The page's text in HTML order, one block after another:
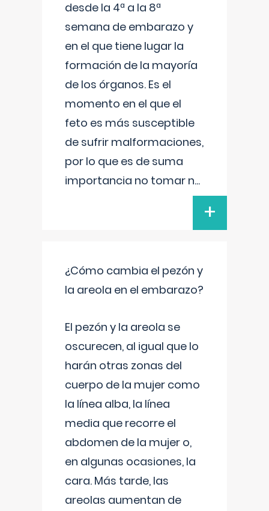
desde la 4ª a la 8ª
semana de embarazo y
en el que tiene lugar la
formación de la mayoría
de los órganos. Es el
momento en el que el
feto es más susceptible
de sufrir malformaciones,
por lo que es de suma
importancia no tomar n...
+
¿Cómo cambia el pezón y
la areola en el embarazo?
El pezón y la areola se
oscurecen, al igual que lo
harán otras zonas del
cuerpo de la mujer como
la línea alba, la línea
media que recorre el
abdomen de la mujer o,
en algunas ocasiones, la
cara. Más tarde, las
areolas aumentan de